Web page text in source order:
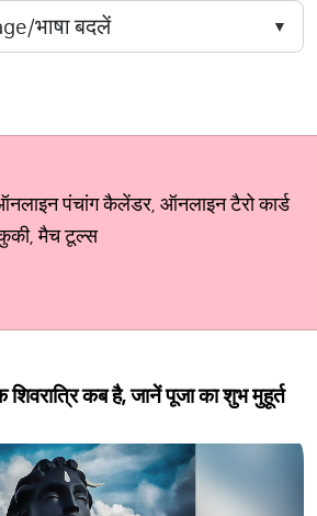
पंचांग कैलेंडर, ऑनलाइन टैरो कार्ड
मैच टूल्स
कब है, जानें पूजा का शुभ मुहूर्त